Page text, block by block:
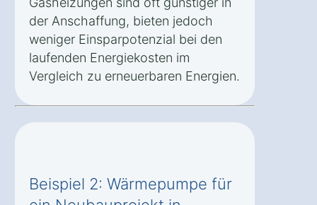
der Anschaffung, bieten jedoch
weniger Einsparpotenzial bei den
laufenden Energiekosten im
Vergleich zu erneuerbaren Energien.
Beispiel 2: Wärmepumpe für